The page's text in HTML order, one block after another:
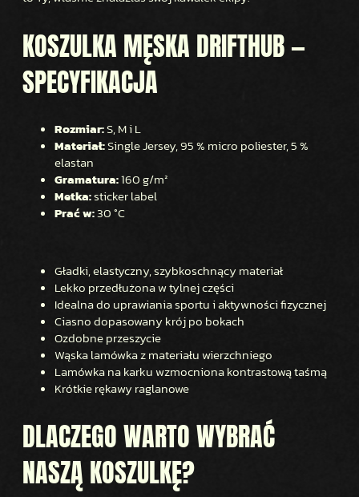
KOSZULKA MĘSKA DRIFTHUB —
SPECYFIKACJA
Rozmiar:S, M i L
Materiał:Single Jersey, 95 % micro poliester, 5 %
elastan
Gramatura:160 g/m²
Metka:sticker label
Prać w:30 °C
Gładki, elastyczny, szybkoschnący materiał
Lekko przedłużona w tylnej części
Idealna do uprawiania sportu i aktywności fizycznej
Ciasno dopasowany krój po bokach
Ozdobne przeszycie
Wąska lamówka z materiału wierzchniego
Lamówka na karku wzmocniona kontrastową taśmą
Krótkie rękawy raglanowe
DLACZEGO WARTO WYBRAĆ
NASZĄ KOSZULKĘ?